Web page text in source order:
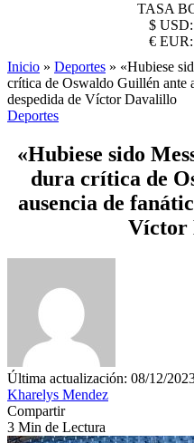
TASA
$ USD:
€ EUR:
Inicio » Deportes » «Hubiese
crítica de Oswaldo Guillén ante
despedida de Víctor Davalillo
Deportes
«Hubiese sido
dura crítica de
ausencia de
Víctor
Última actualización: 08/12/
Kharelys Mendez
Compartir
3 Min de Lectura